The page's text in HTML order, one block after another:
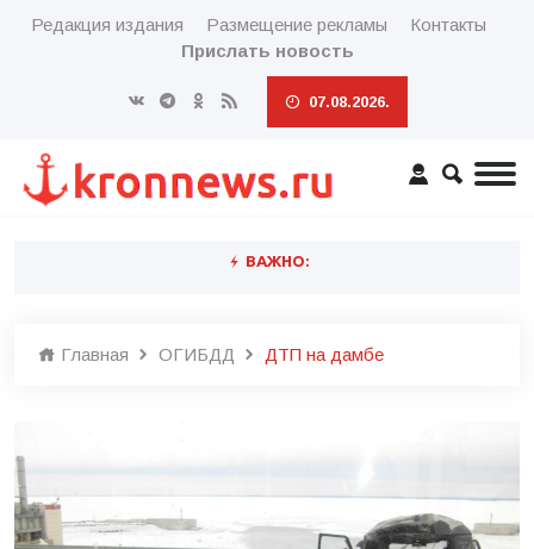
Редакция издания Размещение рекламы
Контакты
Прислать новость
07.08.2026.
ВАЖНО:
Главная ОГИБДД ДТП на дамбе